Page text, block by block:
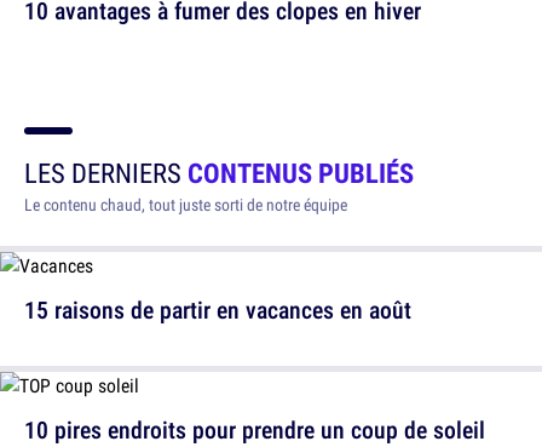
10 avantages à fumer des clopes en hiver
LES DERNIERS CONTENUS PUBLIÉS
Le contenu chaud, tout juste sorti de notre équipe
15 raisons de partir en vacances en août
10 pires endroits pour prendre un coup de soleil